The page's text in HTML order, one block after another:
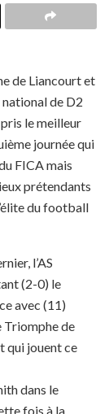
de Liancourt et
national de D2
le meilleur
journée qui
FICA mais
prétendants
du football
l’AS
(2-0) le
avec (11)
Triomphe de
qui jouent ce
dans le
fois à la